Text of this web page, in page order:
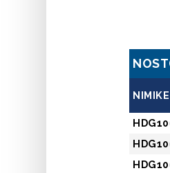
NIMIKE